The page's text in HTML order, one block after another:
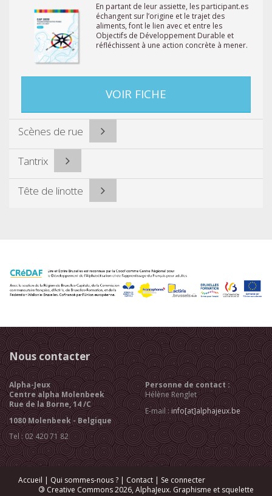
En partant de leur assiette, les participant.es
échangent sur l’origine et le trajet des
aliments, font le lien avec et entre les
Objectifs de Développement Durable et
réfléchissent à une action concrète à mener.
VOIR FICHE
Scènes de rue
Tantrix
Tête de linotte
Nous contacter
Alpha-Jeux
Centre alpha Molenbeek
Rue de la Borne, 14 /C
1080 Molenbeek - Belgique
Tel : 02 420 71 82
Personne de contact :
Hélène Renglet
E-mail : info[at]alphajeux.be
Accueil | Qui sommes-nous ? | Contact | Se connecter
© Creative Commons 2026, AlphaJeux. Graphisme et squelette